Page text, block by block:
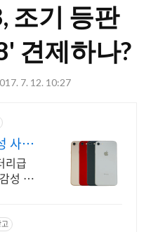
어
라
이
프
닷
컴!
조기 등판
견제하나?
7. 12. 10:27
사진
리급
성 아